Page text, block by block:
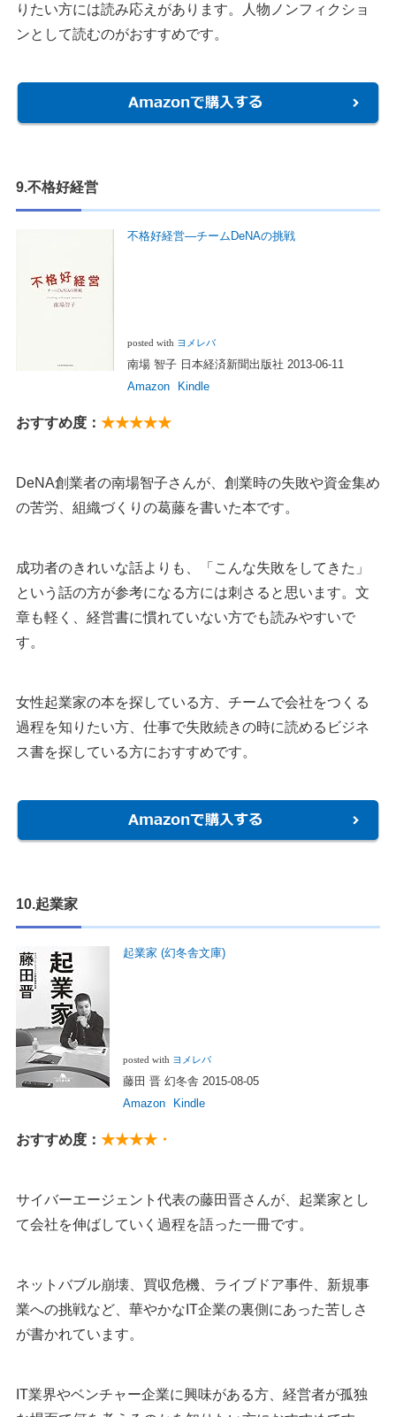
りたい方には読み応えがあります。人物ノンフィクショ
ンとして読むのがおすすめです。
9.不格好経営
不格好経営―チームDeNAの挑戦
posted with ヨメレバ
南場 智子 日本経済新聞出版社 2013-06-11
Amazon
Kindle
おすすめ度： ★★★★★
DeNA創業者の南場智子さんが、創業時の失敗や資金集め
の苦労、組織づくりの葛藤を書いた本です。
成功者のきれいな話よりも、「こんな失敗をしてきた」
という話の方が参考になる方には刺さると思います。文
章も軽く、経営書に慣れていない方でも読みやすいで
す。
女性起業家の本を探している方、チームで会社をつくる
過程を知りたい方、仕事で失敗続きの時に読めるビジネ
ス書を探している方におすすめです。
10.起業家
起業家 (幻冬舎文庫)
posted with ヨメレバ
藤田 晋 幻冬舎 2015-08-05
Amazon
Kindle
おすすめ度： ★★★★・
サイバーエージェント代表の藤田晋さんが、起業家とし
て会社を伸ばしていく過程を語った一冊です。
ネットバブル崩壊、買収危機、ライブドア事件、新規事
業への挑戦など、華やかなIT企業の裏側にあった苦しさ
が書かれています。
IT業界やベンチャー企業に興味がある方、経営者が孤独